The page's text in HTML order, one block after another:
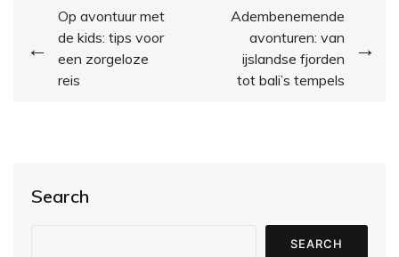
Post
navigation
Op avontuur met
de kids: tips voor
een zorgeloze
reis
Adembenemende
avonturen: van
ijslandse fjorden
tot bali’s tempels
Search
SEARCH